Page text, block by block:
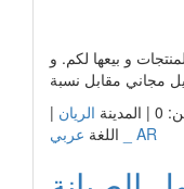
و بيعها لكم. و
الريان |
اللغة عربي _ AR